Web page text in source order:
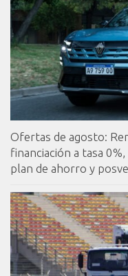
Ofertas de agosto:
financiación a tasa
plan de ahorro y